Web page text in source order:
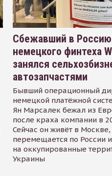
Сбежавший в Россию
немецкого финтеха
занялся
автозапчастями
Бывший операционный
немецкой платёжной
Ян Марсалек бежал из
после краха компании в
Сейчас он живёт в
перемещается по России
на оккупированные
Украины